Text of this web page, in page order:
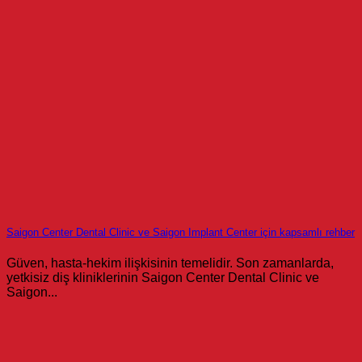
Saigon Center Dental Clinic ve Saigon Implant Center için kapsamlı rehber
Güven, hasta-hekim ilişkisinin temelidir. Son zamanlarda,
yetkisiz diş kliniklerinin Saigon Center Dental Clinic ve
Saigon...